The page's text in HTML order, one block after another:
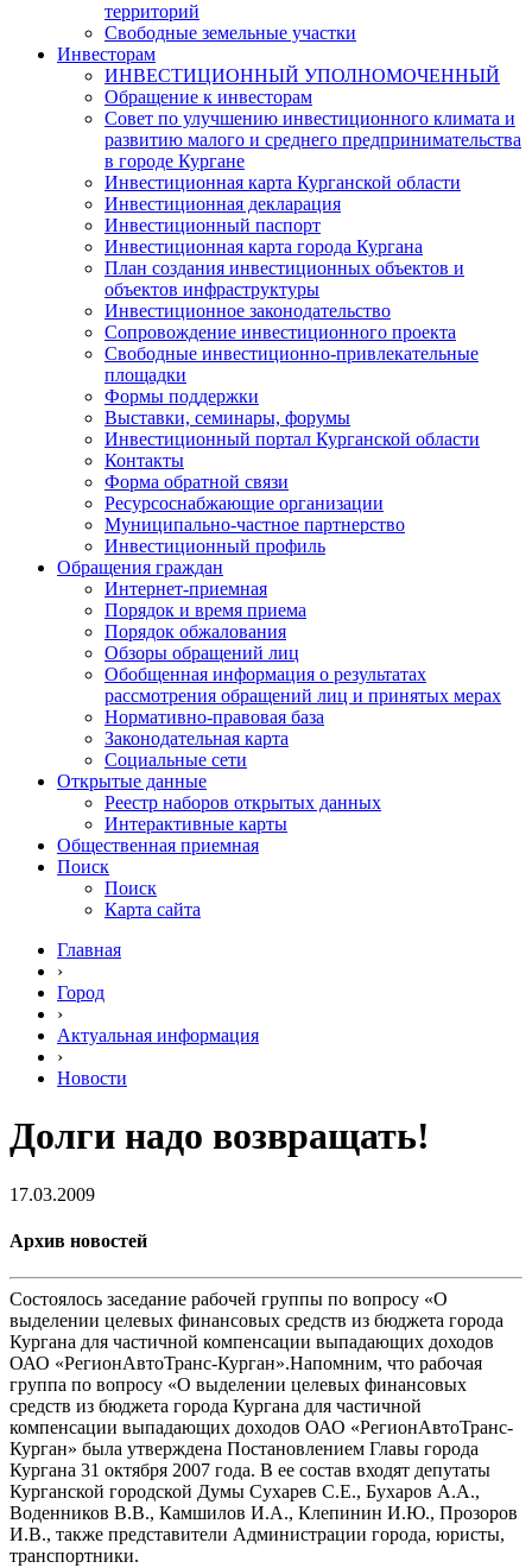
территорий
Свободные земельные участки
Инвесторам
ИНВЕСТИЦИОННЫЙ УПОЛНОМОЧЕННЫЙ
Обращение к инвесторам
Совет по улучшению инвестиционного климата и
развитию малого и среднего предпринимательства
в городе Кургане
Инвестиционная карта Курганской области
Инвестиционная декларация
Инвестиционный паспорт
Инвестиционная карта города Кургана
План создания инвестиционных объектов и
объектов инфраструктуры
Инвестиционное законодательство
Сопровождение инвестиционного проекта
Свободные инвестиционно-привлекательные
площадки
Формы поддержки
Выставки, семинары, форумы
Инвестиционный портал Курганской области
Контакты
Форма обратной связи
Ресурсоснабжающие организации
Муниципально-частное партнерство
Инвестиционный профиль
Обращения граждан
Интернет-приемная
Порядок и время приема
Порядок обжалования
Обзоры обращений лиц
Обобщенная информация о результатах
рассмотрения обращений лиц и принятых мерах
Нормативно-правовая база
Законодательная карта
Социальные сети
Открытые данные
Реестр наборов открытых данных
Интерактивные карты
Общественная приемная
Поиск
Поиск
Карта сайта
Главная
›
Город
›
Актуальная информация
›
Новости
Долги надо возвращать!
17.03.2009
Архив новостей
Состоялось заседание рабочей группы по вопросу «О
выделении целевых финансовых средств из бюджета города
Кургана для частичной компенсации выпадающих доходов
ОАО «РегионАвтоТранс-Курган».Напомним, что рабочая
группа по вопросу «О выделении целевых финансовых
средств из бюджета города Кургана для частичной
компенсации выпадающих доходов ОАО «РегионАвтоТранс-
Курган» была утверждена Постановлением Главы города
Кургана 31 октября 2007 года. В ее состав входят депутаты
Курганской городской Думы Сухарев С.Е., Бухаров А.А.,
Воденников В.В., Камшилов И.А., Клепинин И.Ю., Прозоров
И.В., также представители Администрации города, юристы,
транспортники.